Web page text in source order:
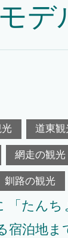
デ
道東観
網走の観光
釧路の観光
たんち
宿泊地